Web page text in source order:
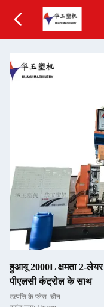
हुआयू 2000L क्षमता 2-
पीएलसी कंट्रोल के साथ
उत्पत्ति के प्लेस: चीन